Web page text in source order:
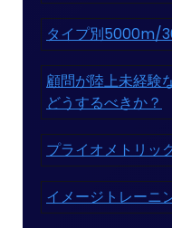
タイプ別5000m/
顧問が陸上未経験
どうするべきか？
プライオメトリッ
イメージトレーニ